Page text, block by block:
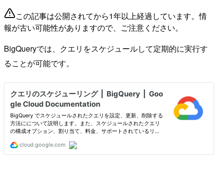
この記事は公開されてから1年以上経過しています。情
報が古い可能性がありますので、ご注意ください。
BigQueryでは、クエリをスケジュールして定期的に実行す
ることが可能です。